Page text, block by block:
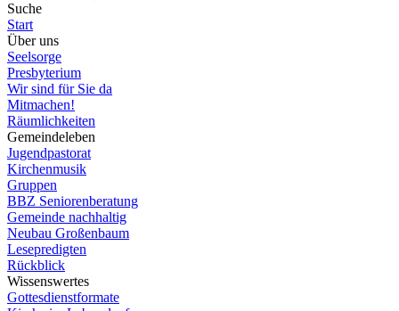
Suche
Start
Über uns
Seelsorge
Presbyterium
Wir sind für Sie da
Mitmachen!
Räumlichkeiten
Gemeindeleben
Jugendpastorat
Kirchenmusik
Gruppen
BBZ Seniorenberatung
Gemeinde nachhaltig
Neubau Großenbaum
Lesepredigten
Rückblick
Wissenswertes
Gottesdienstformate